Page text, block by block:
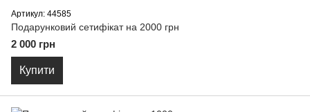
Артикул: 44585
Подарунковий сетифікат на 2000 грн
2 000 грн
Купити